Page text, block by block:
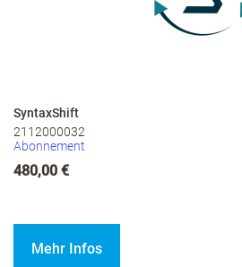
SyntaxShift
2112000032
Abonnement
480,00 €
Mehr Infos